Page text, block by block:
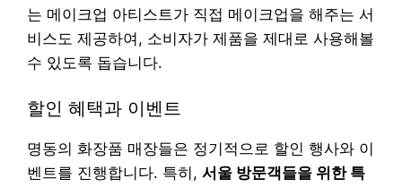
는 메이크업 아티스트가 직접 메이크업을 해주는 서
비스도 제공하여, 소비자가 제품을 제대로 사용해볼
수 있도록 돕습니다.
할인 혜택과 이벤트
명동의 화장품 매장들은 정기적으로 할인 행사와 이
벤트를 진행합니다. 특히, 서울 방문객들을 위한 특